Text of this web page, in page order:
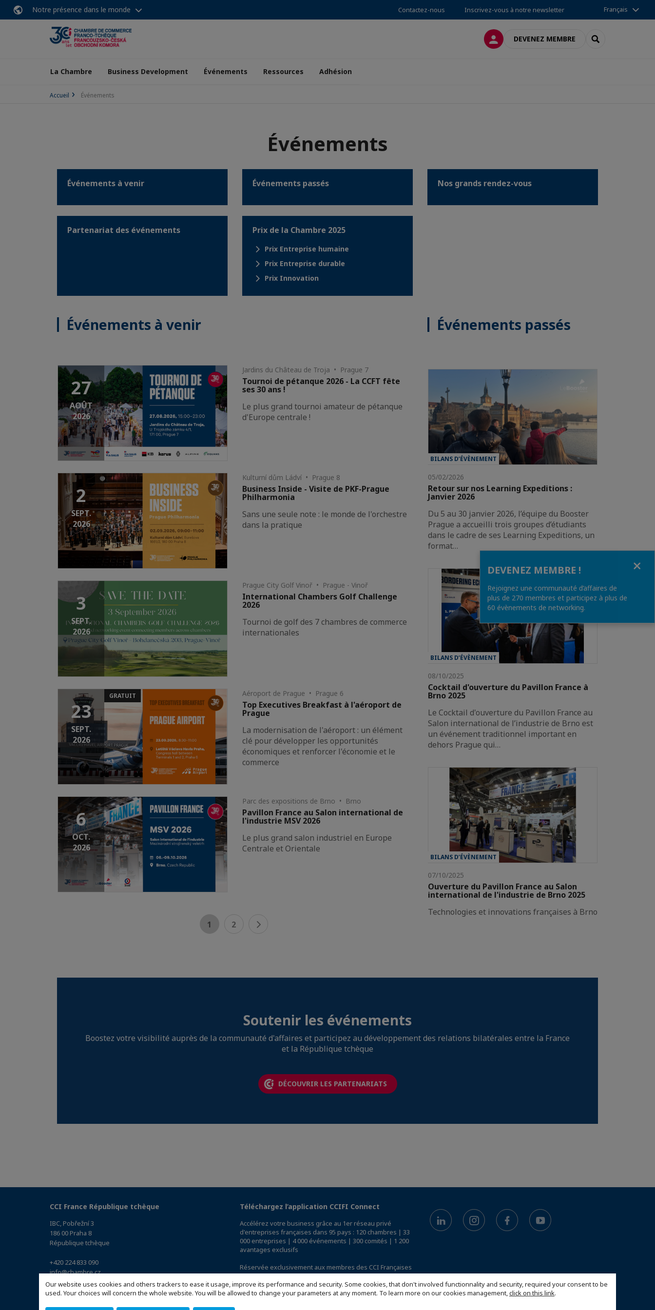
Our website uses cookies and others trackers to ease it usage, improve its performance and security. Some cookies, that don't involved functionnality and security, required your consent to be
used. Your choices will concern the whole website. You will be allowed to change your parameters at any moment. To learn more on our cookies management,click on this link.
Notre présence dans le monde Contactez-nous Inscrivez-vous à notre newsletter Français
CONNEXIONDEVENEZ MEMBRE RECHERCHER
La Chambre Business Development Événements Ressources Adhésion
Accueil Événements
Événements
Événements à venir Événements passés Nos grands rendez-vous
Partenariat des événements Prix de la Chambre 2025
Prix Entreprise humaine
Prix Entreprise durable
Prix Innovation
Événements à venir
27
AOÛT
2026
Jardins du Château de Troja • Prague 7
Tournoi de pétanque 2026 - La CCFT fête
ses 30 ans !
Le plus grand tournoi amateur de pétanque
d'Europe centrale !
2
SEPT.
2026
Kulturní dům Ládví • Prague 8
Business Inside - Visite de PKF-Prague
Philharmonia
Sans une seule note : le monde de l'orchestre
dans la pratique
3
SEPT.
2026
Prague City Golf Vinoř • Prague - Vinoř
International Chambers Golf Challenge
2026
Tournoi de golf des 7 chambres de commerce
internationales
23
SEPT.
2026
GRATUIT Aéroport de Prague • Prague 6
Top Executives Breakfast à l'aéroport de
Prague
La modernisation de l'aéroport : un élément
clé pour développer les opportunités
économiques et renforcer l'économie et le
commerce
6
OCT.
2026
Parc des expositions de Brno • Brno
Pavillon France au Salon international de
l'industrie MSV 2026
Le plus grand salon industriel en Europe
Centrale et Orientale
1 2
Événements passés
BILANS D’ÉVÈNEMENT
05/02/2026
Retour sur nos Learning Expeditions :
Janvier 2026
Du 5 au 30 janvier 2026, l’équipe du Booster
Prague a accueilli trois groupes d’étudiants
dans le cadre de ses Learning Expeditions, un
format…
BILANS D’ÉVÈNEMENT
08/10/2025
Cocktail d'ouverture du Pavillon France à
Brno 2025
Le Cocktail d'ouverture du Pavillon France au
Salon international de l’industrie de Brno est
un événement traditionnel important en
dehors Prague qui…
BILANS D’ÉVÈNEMENT
07/10/2025
Ouverture du Pavillon France au Salon
international de l'industrie de Brno 2025
Technologies et innovations françaises à Brno
Soutenir les événements
Boostez votre visibilité auprès de la communauté d'affaires et participez au développement des relations bilatérales entre la France
et la République tchèque
DÉCOUVRIR LES PARTENARIATS
CCI France République tchèque
IBC, Pobřežní 3
186 00 Praha 8
République tchèque
+420 224 833 090
info@chambre.cz
(Accéder au plan)
Téléchargez l’application CCIFI Connect
Accélérez votre business grâce au 1er réseau privé
d'entreprises françaises dans 95 pays : 120 chambres | 33
000 entreprises | 4 000 événements | 300 comités | 1 200
avantages exclusifs
Réservée exclusivement aux membres des CCI Françaises
à l'International,découvrez l'app CCIFI Connect.
DEVENEZ MEMBRE !
Rejoignez une communauté d’affaires de
plus de 270 membres et participez à plus de
60 évènements de networking.